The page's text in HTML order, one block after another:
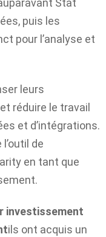
Stat
puis les
pour l’analyse et
leurs
réduire le travail
et d’intégrations.
de
en tant que
investissement
ils ont acquis un